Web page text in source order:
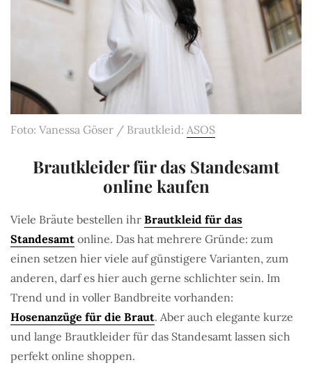
Foto: Vanessa Göser / Brautkleid: ASOS
Brautkleider für das Standesamt
online kaufen
Viele Bräute bestellen ihr Brautkleid für das
Standesamt online. Das hat mehrere Gründe: zum
einen setzen hier viele auf günstigere Varianten, zum
anderen, darf es hier auch gerne schlichter sein. Im
Trend und in voller Bandbreite vorhanden:
Hosenanzüge für die Braut. Aber auch elegante kurze
und lange Brautkleider für das Standesamt lassen sich
perfekt online shoppen.